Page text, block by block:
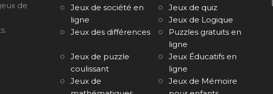
de
Jeux de société en
ligne
Jeux de quiz
Jeux de Logique
Jeux des différences
Puzzles gratuits en
ligne
Jeux de puzzle
coulissant
Jeux Éducatifs en
ligne
Jeux de
Jeux de Mémoire